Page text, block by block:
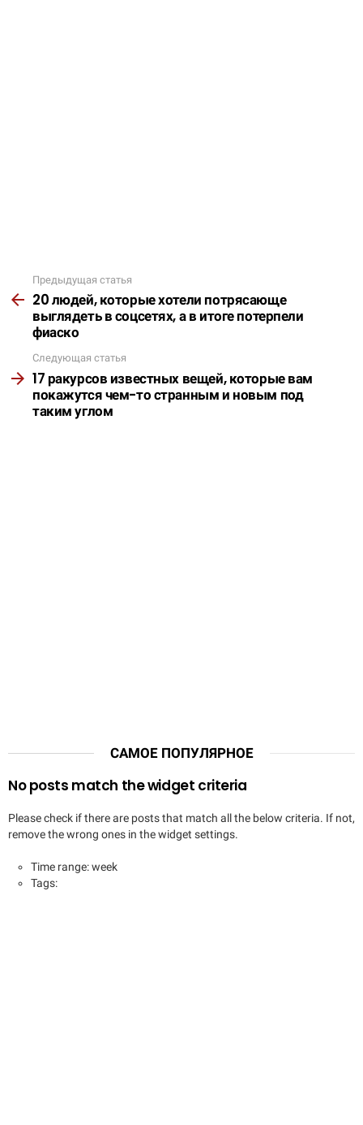
Подробнее
Предыдущая статья
20 людей, которые хотели потрясающе
выглядеть в соцсетях, а в итоге потерпели
фиаско
Следующая статья
17 ракурсов известных вещей, которые вам
покажутся чем-то странным и новым под
таким углом
САМОЕ ПОПУЛЯРНОЕ
No posts match the widget criteria
Please check if there are posts that match all the below criteria. If not,
remove the wrong ones in the widget settings.
Time range: week
Tags: